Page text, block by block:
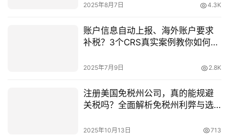
2025年8月7日 4.3K
账户信息自动上报、海外账户要求
补税？3个CRS真实案例教你如何不
2025年7月9日 2.8K
注册美国免税州公司，真的能规避
关税吗？全面解析免税州利弊与选
2025年10月13日 713